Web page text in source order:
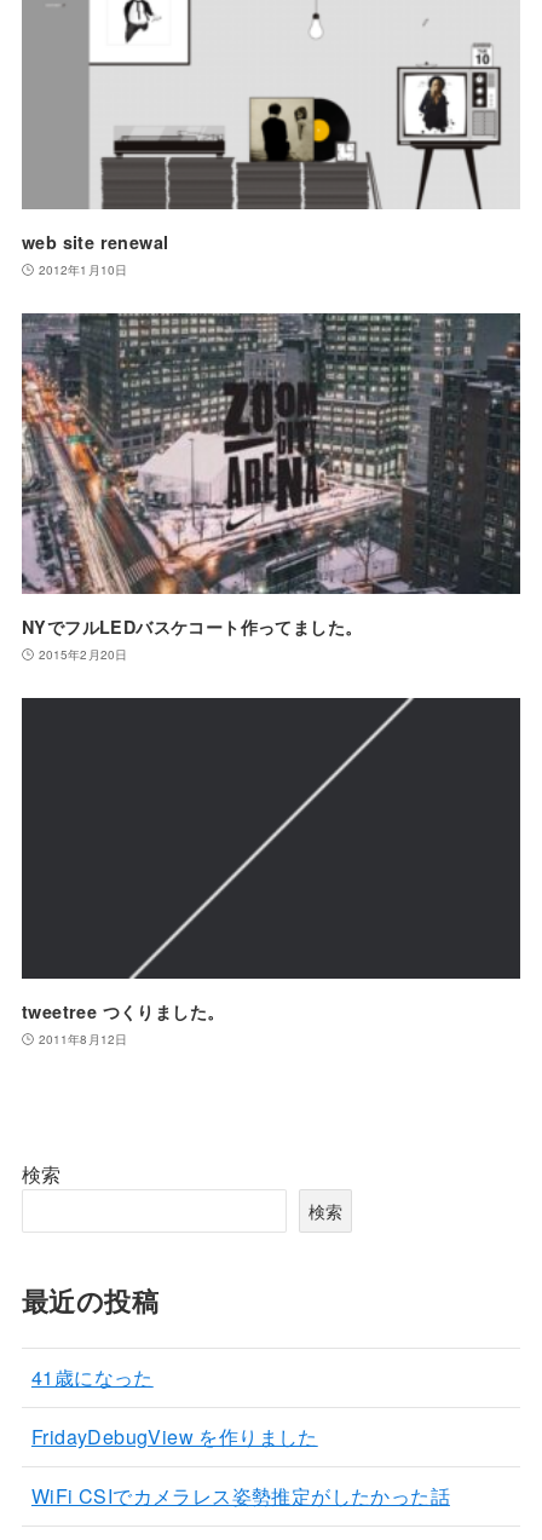
web site renewal
2012年1月10日
NYでフルLEDバスケコート作ってました。
2015年2月20日
tweetree つくりました。
2011年8月12日
検索
検索
最近の投稿
41歳になった
FridayDebugView を作りました
WiFi CSIでカメラレス姿勢推定がしたかった話